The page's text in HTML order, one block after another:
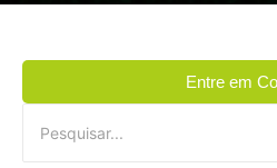
Entre em